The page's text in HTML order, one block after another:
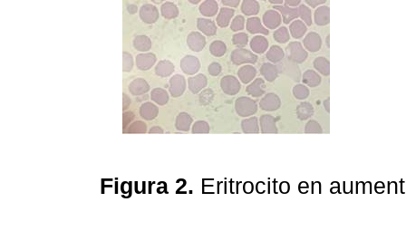
Figura 2. Eritrocito en